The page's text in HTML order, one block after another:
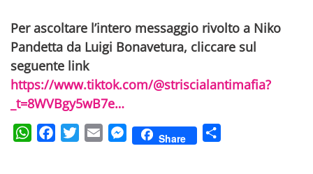
Per ascoltare l’intero messaggio rivolto a Niko
Pandetta da Luigi Bonavetura, cliccare sul
seguente link
https://www.tiktok.com/@striscialantimafia?
_t=8WVBgy5wB7e…
WhatsAppFacebookTwitterEmail Messenger
Share